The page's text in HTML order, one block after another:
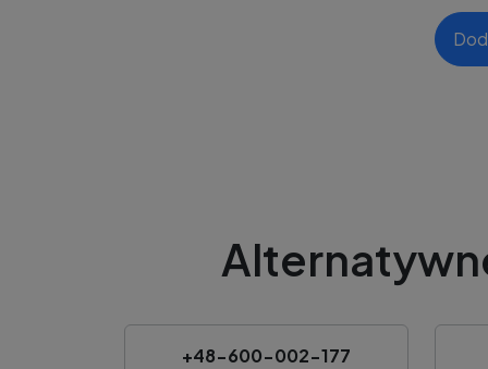
+48-600-002-177